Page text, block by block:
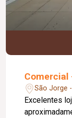
Comercial
São Jorge
Excelentes